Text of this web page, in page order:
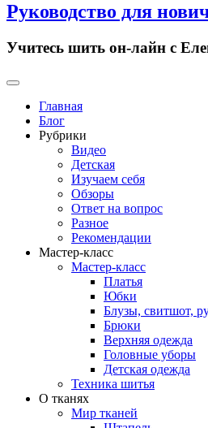
Руководство для
Учитесь шить он-лайн с
Primary
Главная
Блог
Рубрики
Видео
Детская
Изучаем себя
Обзоры
Ответ на вопрос
Разное
Рекомендации
Мастер-класс
Мастер-класс
Платья
Юбки
Блузы, свитшот,
Брюки
Верхняя одежда
Головные уборы
Детская одежда
Техника шитья
О тканях
Мир тканей